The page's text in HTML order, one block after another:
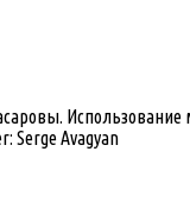
Serge Avagyan